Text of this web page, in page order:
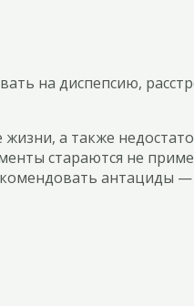
на диспепсию,
а также
стараются не
антациды